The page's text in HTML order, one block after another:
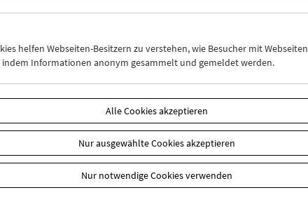
helfen Webseiten-Besitzern zu verstehen, wie Besucher mit Webseiten
indem Informationen anonym gesammelt und gemeldet werden.
Alle Cookies akzeptieren
Nur ausgewählte Cookies akzeptieren
Nur notwendige Cookies verwenden